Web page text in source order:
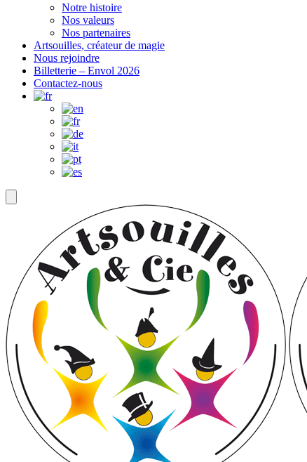
Notre histoire
Nos valeurs
Nos partenaires
Artsouilles, créateur de magie
Nous rejoindre
Billetterie – Envol 2026
Contactez-nous